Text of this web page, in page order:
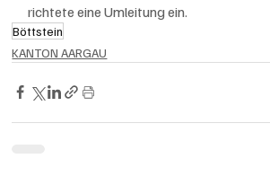
richtete eine Umleitung ein.
Böttstein
KANTON AARGAU